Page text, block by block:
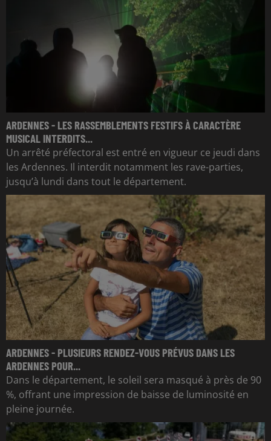
ARDENNES - LES RASSEMBLEMENTS FESTIFS À CARACTÈRE
MUSICAL INTERDITS...
Un arrêté préfectoral est entré en vigueur ce jeudi dans
les Ardennes. Il interdit notamment les rave-parties,
jusqu’à lundi dans tout le département.
ARDENNES - PLUSIEURS RENDEZ-VOUS PRÉVUS DANS LES
ARDENNES POUR...
Dans le département, le soleil sera masqué à près de 90
%, offrant une impression de baisse de luminosité en
pleine journée.